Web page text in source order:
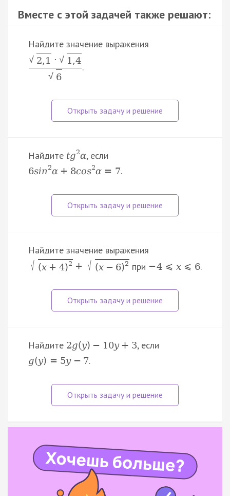
Вместе с этой задачей также решают:
Найдите значение выражения
√ 2,1 ⋅ √ 1,4
√ 6
.
Найдите tg2α, если
6sin 2α + 8cos2α = 7.
Найдите значение выражения
√ (x + 4)2 + √ (x − 6)2 при −4 ⩽ x ⩽ 6.
Найдите 2g(y) − 10y + 3, если
g(y) = 5y − 7.